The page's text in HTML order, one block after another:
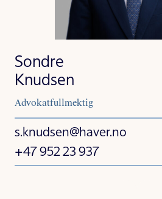
Sondre
Knudsen
Advokatfullmektig
s.knudsen@haver.no
+47 952 23 937